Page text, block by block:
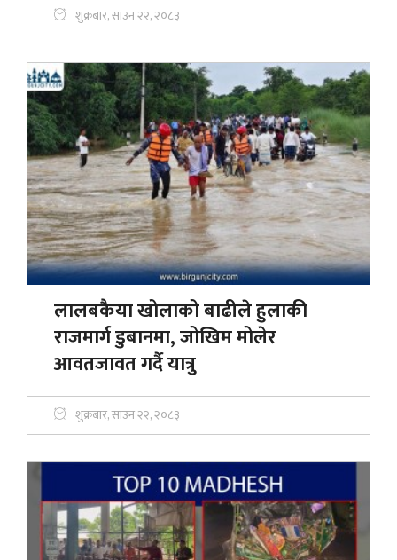
शुक्रबार, साउन २२, २०८३
लालबकैया खोलाको बाढीले हुलाकी
राजमार्ग डुबानमा, जोखिम मोलेर
आवतजावत गर्दै यात्रु
शुक्रबार, साउन २२, २०८३